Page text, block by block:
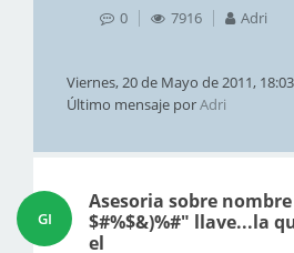
0 7916 Adri
Viernes, 20 de Mayo de 2011,
Último mensaje porAdri
GI
Asesoria sobre
$#%$&)%#" llave...la
el